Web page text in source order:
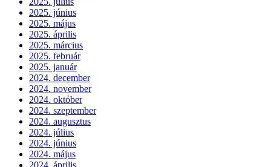
2025. június
2025. május
2025. április
2025. március
2025. február
2025. január
2024. december
2024. november
2024. október
2024. szeptember
2024. augusztus
2024. július
2024. június
2024. május